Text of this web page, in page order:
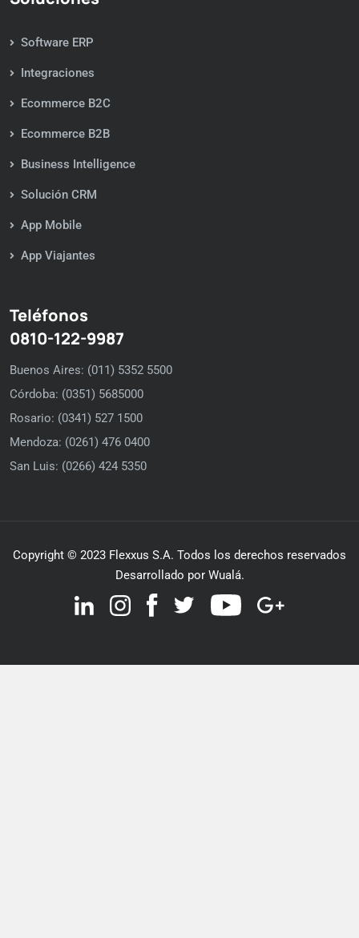
Software ERP
Integraciones
Ecommerce B2C
Ecommerce B2B
Business Intelligence
Solución CRM
App Mobile
App Viajantes
Teléfonos
0810-122-9987
Buenos Aires: (011) 5352 5500
Córdoba: (0351) 5685000
Rosario: (0341) 527 1500
Mendoza: (0261) 476 0400
San Luis: (0266) 424 5350
Copyright © 2023 Flexxus S.A. Todos los derechos reservados
Desarrollado por Wualá.